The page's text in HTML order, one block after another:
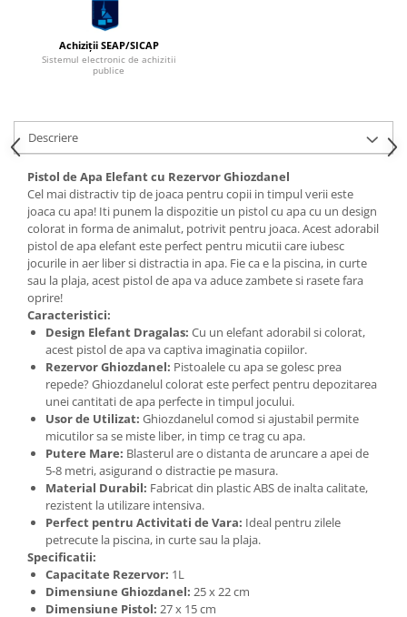
Achiziții SEAP/SICAP
Sistemul electronic de achizitii
publice
Descriere
Pistol de Apa Elefant cu Rezervor Ghiozdanel
Cel mai distractiv tip de joaca pentru copii in timpul verii este
joaca cu apa! Iti punem la dispozitie un pistol cu apa cu un design
colorat in forma de animalut, potrivit pentru joaca. Acest adorabil
pistol de apa elefant este perfect pentru micutii care iubesc
jocurile in aer liber si distractia in apa. Fie ca e la piscina, in curte
sau la plaja, acest pistol de apa va aduce zambete si rasete fara
oprire!
Caracteristici:
Design Elefant Dragalas: Cu un elefant adorabil si colorat,
acest pistol de apa va captiva imaginatia copiilor.
Rezervor Ghiozdanel: Pistoalele cu apa se golesc prea
repede? Ghiozdanelul colorat este perfect pentru depozitarea
unei cantitati de apa perfecte in timpul jocului.
Usor de Utilizat: Ghiozdanelul comod si ajustabil permite
micutilor sa se miste liber, in timp ce trag cu apa.
Putere Mare: Blasterul are o distanta de aruncare a apei de
5-8 metri, asigurand o distractie pe masura.
Material Durabil: Fabricat din plastic ABS de inalta calitate,
rezistent la utilizare intensiva.
Perfect pentru Activitati de Vara: Ideal pentru zilele
petrecute la piscina, in curte sau la plaja.
Specificatii:
Capacitate Rezervor: 1L
Dimensiune Ghiozdanel: 25 x 22 cm
Dimensiune Pistol: 27 x 15 cm